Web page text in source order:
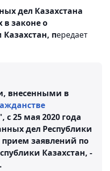
дел Казахстана
в законе о
Казахстан, передает
внесенными в
с 25 мая 2020 года
дел Республики
прием заявлений по
Казахстан, -